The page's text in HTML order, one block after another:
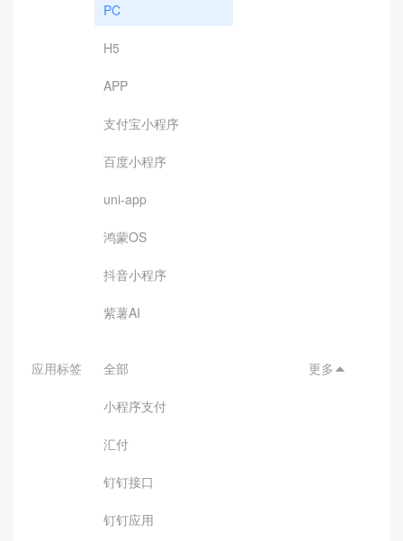
PC
H5
APP
支付宝小程序
百度小程序
uni-app
鸿蒙OS
抖音小程序
紫薯AI
应用标签 全部
小程序支付
汇付
钉钉接口
钉钉应用
更多 